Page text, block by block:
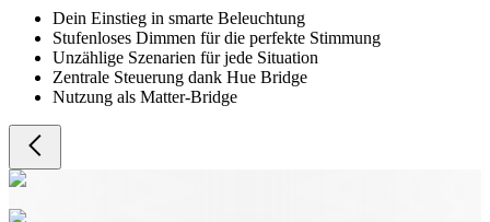
Dein Einstieg in smarte Beleuchtung
Stufenloses Dimmen für die perfekte Stimmung
Unzählige Szenarien für jede Situation
Zentrale Steuerung dank Hue Bridge
Nutzung als Matter-Bridge